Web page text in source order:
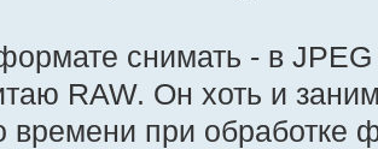
снимать - в
RAW. Он хоть и
времени при обработке